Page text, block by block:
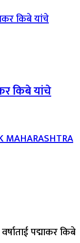
किबे यांचे
MAHARASHTRA
पद्माकर किबे